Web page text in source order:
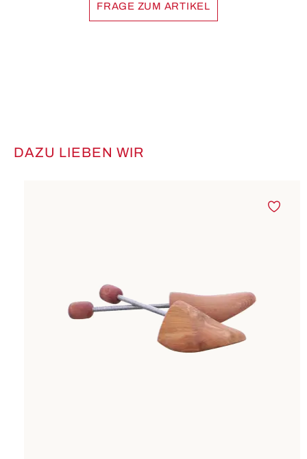
FRAGE ZUM ARTIKEL
Produktgalerie überspringen
DAZU LIEBEN WIR